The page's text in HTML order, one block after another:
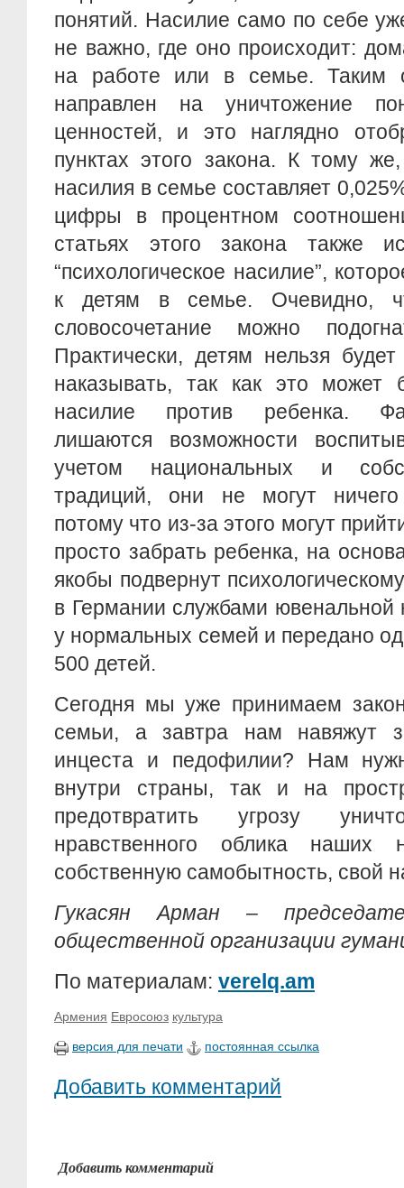
понятий. Насилие само по себе
не важно, где оно происходит:
на работе или в семье. Таким
направлен на уничтожение
ценностей, и это наглядно
пунктах этого закона. К тому
насилия в семье составляет
цифры в процентном
статьях этого закона также
“психологическое насилие”,
к детям в семье. Очевидно,
словосочетание можно
Практически, детям нельзя
наказывать, так как это может
насилие против ребенка.
лишаются возможности
учетом национальных и
традиций, они не могут ничего
потому что из-за этого могут
просто забрать ребенка, на
якобы подвернут
в Германии службами ювенальной
у нормальных семей и передано
500 детей.
Сегодня мы уже принимаем
семьи, а завтра нам навяжут
инцеста и педофилии? Нам
внутри страны, так и на
предотвратить угрозу
нравственного облика наших
собственную самобытность, свой
Гукасян Арман –
общественной организации
По материалам: verelq.am
Армения Евросоюз культура
версия для печати постоянная ссылка
Добавить комментарий
Добавить комментарий